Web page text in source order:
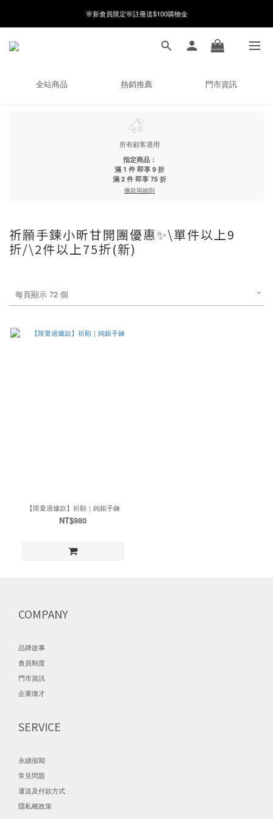
8月月初限定｜指定分類滿件88折！
🌸新會員限定🌸註冊送$100購物金
8月月初限定｜指定分類滿件88折！
全站商品 熱銷推薦 門市資訊
所有顧客適用
指定商品：
滿 1 件 即享 9 折
滿 2 件 即享 75 折
條款與細則
祈願手鍊小昕甘開團優惠✨\單件以上9
折/\2件以上75折(新)
每頁顯示 72 個
【限量過爐款】祈願｜純銀手鍊
NT$980
COMPANY
品牌故事
會員制度
門市資訊
企業徵才
SERVICE
永續假期
常見問題
運送及付款方式
隱私權政策